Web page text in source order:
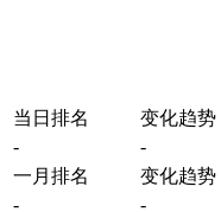
当日排名 变化趋势
-
-
一月排名
变化趋势
-
-